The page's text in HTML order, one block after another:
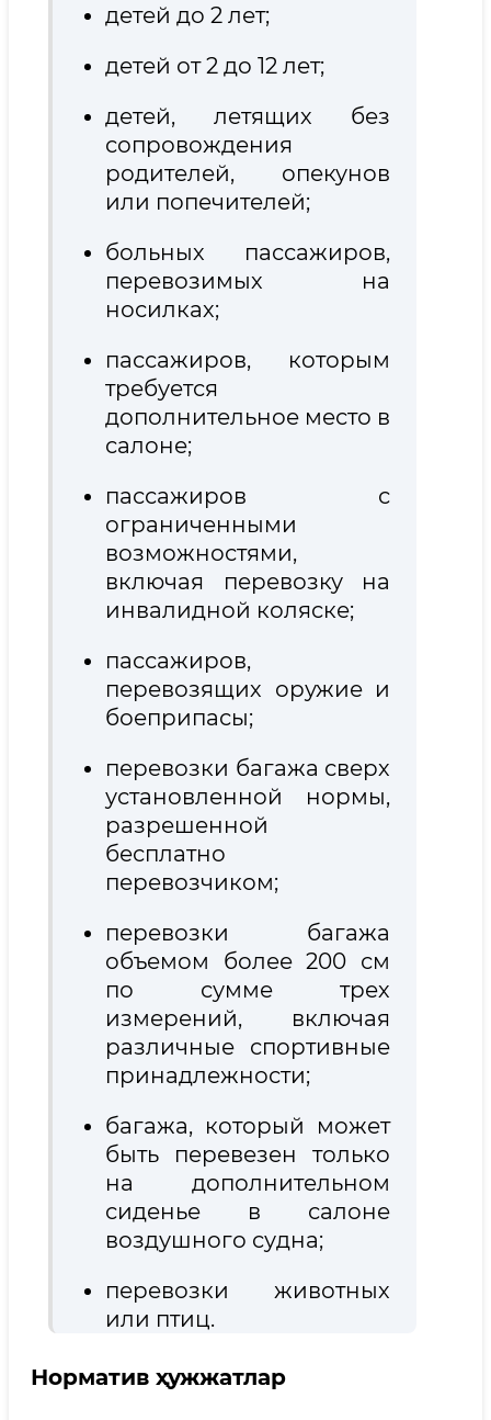
детей до 2 лет;
детей от 2 до 12 лет;
детей, летящих без
сопровождения
родителей, опекунов
или попечителей;
больных пассажиров,
перевозимых на
носилках;
пассажиров, которым
требуется
дополнительное место в
салоне;
пассажиров с
ограниченными
возможностями,
включая перевозку на
инвалидной коляске;
пассажиров,
перевозящих оружие и
боеприпасы;
перевозки багажа сверх
установленной нормы,
разрешенной
бесплатно
перевозчиком;
перевозки багажа
объемом более 200 см
по сумме трех
измерений, включая
различные спортивные
принадлежности;
багажа, который может
быть перевезен только
на дополнительном
сиденье в салоне
воздушного судна;
перевозки животных
или птиц.
Норматив ҳужжатлар